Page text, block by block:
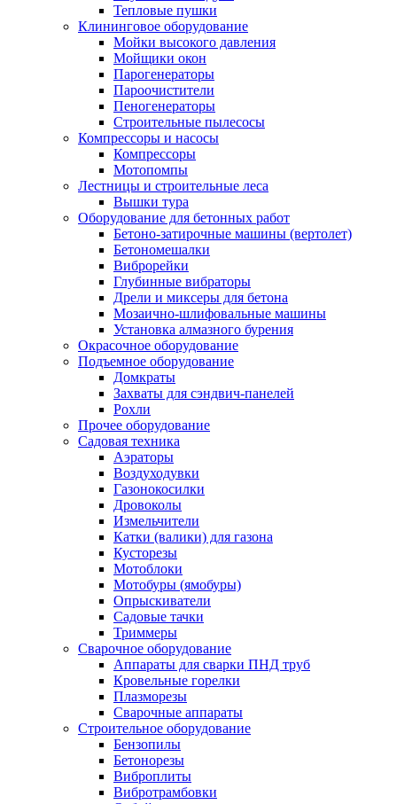
Тепловые пушки
Клининговое оборудование
Мойки высокого давления
Мойщики окон
Парогенераторы
Пароочистители
Пеногенераторы
Строительные пылесосы
Компрессоры и насосы
Компрессоры
Мотопомпы
Лестницы и строительные леса
Вышки тура
Оборудование для бетонных работ
Бетоно-затирочные машины (вертолет)
Бетономешалки
Виброрейки
Глубинные вибраторы
Дрели и миксеры для бетона
Мозаично-шлифовальные машины
Установка алмазного бурения
Окрасочное оборудование
Подъемное оборудование
Домкраты
Захваты для сэндвич-панелей
Рохли
Прочее оборудование
Садовая техника
Аэраторы
Воздуходувки
Газонокосилки
Дровоколы
Измельчители
Катки (валики) для газона
Кусторезы
Мотоблоки
Мотобуры (ямобуры)
Опрыскиватели
Садовые тачки
Триммеры
Сварочное оборудование
Аппараты для сварки ПНД труб
Кровельные горелки
Плазморезы
Сварочные аппараты
Строительное оборудование
Бензопилы
Бетонорезы
Виброплиты
Вибротрамбовки